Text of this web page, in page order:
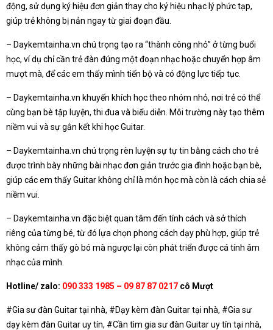
động, sử dụng ký hiệu đơn giản thay cho ký hiệu nhạc lý phức tạp,
giúp trẻ không bị nản ngay từ giai đoạn đầu.
– Daykemtainha.vn chú trọng tạo ra “thành công nhỏ” ở từng buổi
học, ví dụ chỉ cần trẻ đàn đúng một đoạn nhạc hoặc chuyển hợp âm
mượt mà, để các em thấy mình tiến bộ và có động lực tiếp tục.
– Daykemtainha.vn khuyến khích học theo nhóm nhỏ, nơi trẻ có thể
cùng bạn bè tập luyện, thi đua và biểu diễn. Môi trường này tạo thêm
niềm vui và sự gắn kết khi học Guitar.
– Daykemtainha.vn chú trọng rèn luyện sự tự tin bằng cách cho trẻ
được trình bày những bài nhạc đơn giản trước gia đình hoặc bạn bè,
giúp các em thấy Guitar không chỉ là môn học mà còn là cách chia sẻ
niềm vui.
– Daykemtainha.vn đặc biệt quan tâm đến tính cách và sở thích
riêng của từng bé, từ đó lựa chọn phong cách dạy phù hợp, giúp trẻ
không cảm thấy gò bó mà ngược lại còn phát triển được cá tính âm
nhạc của mình.
Hotline/ zalo: 090 333 1985 – 09 87 87 0217 cô Mượt
#Gia sư đàn Guitar tại nhà, #Dạy kèm đàn Guitar tại nhà, #Gia sư
dạy kèm đàn Guitar uy tín, #Cần tìm gia sư đàn Guitar uy tín tại nhà,